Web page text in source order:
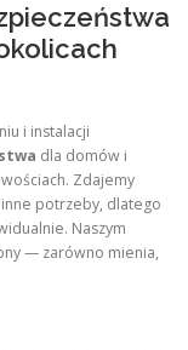
i instalacji
dla domów i
Zdajemy
potrzeby, dlatego
Naszym
— zarówno mienia,